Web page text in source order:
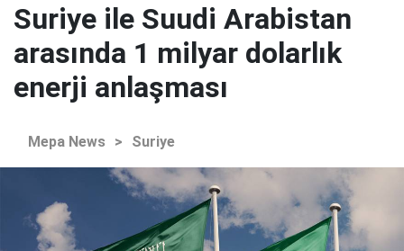
Suriye ile Suudi Arabistan
arasında 1 milyar dolarlık
enerji anlaşması
Mepa News > Suriye